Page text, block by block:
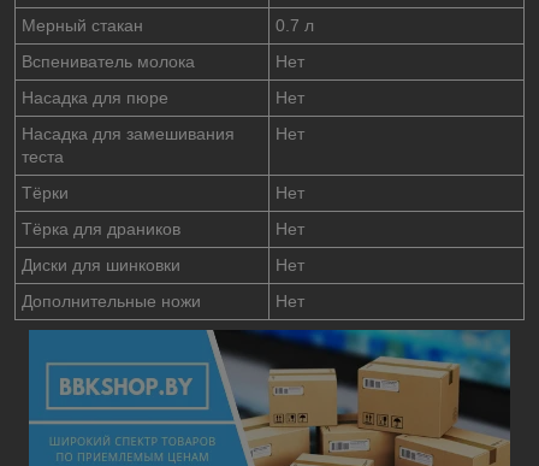
Мерный стакан
0.7 л
Вспениватель молока
Нет
Насадка для пюре
Нет
Насадка для замешивания
теста
Нет
Тёрки
Нет
Тёрка для драников
Нет
Диски для шинковки
Нет
Дополнительные ножи
Нет